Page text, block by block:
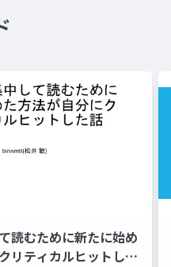
読むために新たに始め
リティカルヒットした